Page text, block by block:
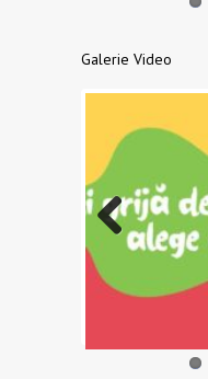
Galerie Video
Previo
us